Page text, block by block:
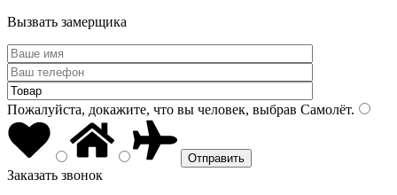
Вызвать замерщика
Пожалуйста, докажите, что вы человек, выбрав Самолёт.
Заказать звонок